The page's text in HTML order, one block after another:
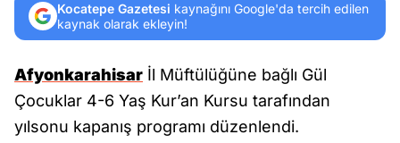
Kocatepe Gazetesi kaynağını Google'da tercih edilen
kaynak olarak ekleyin!
Afyonkarahisar İl Müftülüğüne bağlı Gül
Çocuklar 4-6 Yaş Kur’an Kursu tarafından
yılsonu kapanış programı düzenlendi.